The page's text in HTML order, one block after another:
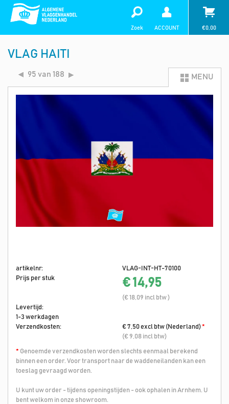
Zoek ACCOUNT €0,00
VLAG HAITI
95 van 188 MENU
artikelnr:
VLAG-INT-HT-70100
Prijs per stuk
€ 14,95
(€ 18,09 incl btw )
Levertijd:
1-3 werkdagen
Verzendkosten:
€ 7,50 excl btw (Nederland)*
(€ 9,08 incl btw)
* Genoemde verzendkosten worden slechts eenmaal berekend
binnen een order. Voor transport naar de waddeneilanden kan een
toeslag gevraagd worden.
U kunt uw order - tijdens openingstijden - ook ophalen in Arnhem. U
bent welkom in onze showroom.